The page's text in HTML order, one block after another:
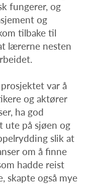
fungerer, og
og
tilbake til
lærerne nesten
var å
og aktører
ha god
ute på sjøen og
slik at
om å finne
hadde reist
skapte også mye